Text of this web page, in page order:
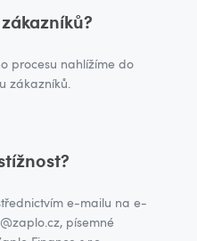
procesu nahlížíme do
zákazníků.
e-mailu na e-
písemné